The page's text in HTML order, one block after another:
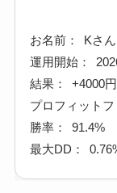
お名前：
Kさん
運用開始：
結果：
+4000
プロフィットフ
勝率：
91.4%
最大DD：